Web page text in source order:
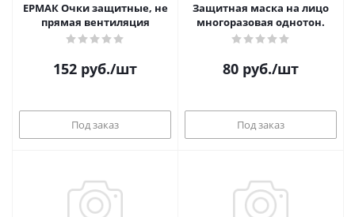
ЕРМАК Очки защитные, не
прямая вентиляция
152 руб./шт
Под заказ
Защитная маска на лицо
многоразовая однотон.
80 руб./шт
Под заказ